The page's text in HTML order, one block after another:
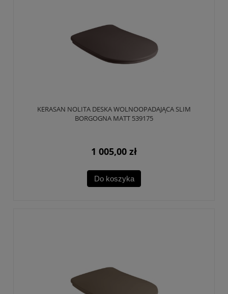
KERASAN NOLITA DESKA WOLNOOPADAJĄCA SLIM
BORGOGNA MATT 539175
1 005,00 zł
Do koszyka